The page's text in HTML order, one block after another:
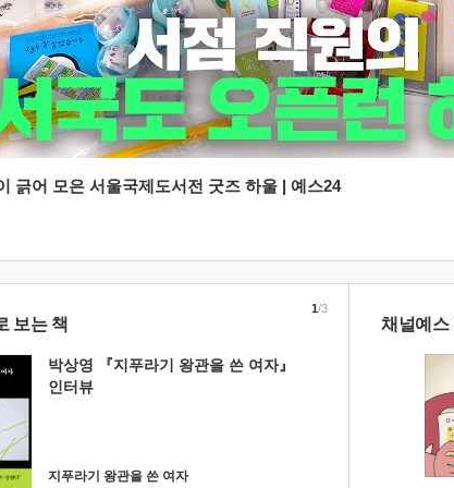
긁어 모은 서울국제도서전 굿즈 하울 | 예스24
보는 책
박상영 『지푸라기 왕관을 쓴 여자』
인터뷰
지푸라기 왕관을 쓴 여자
1/3
채널예스